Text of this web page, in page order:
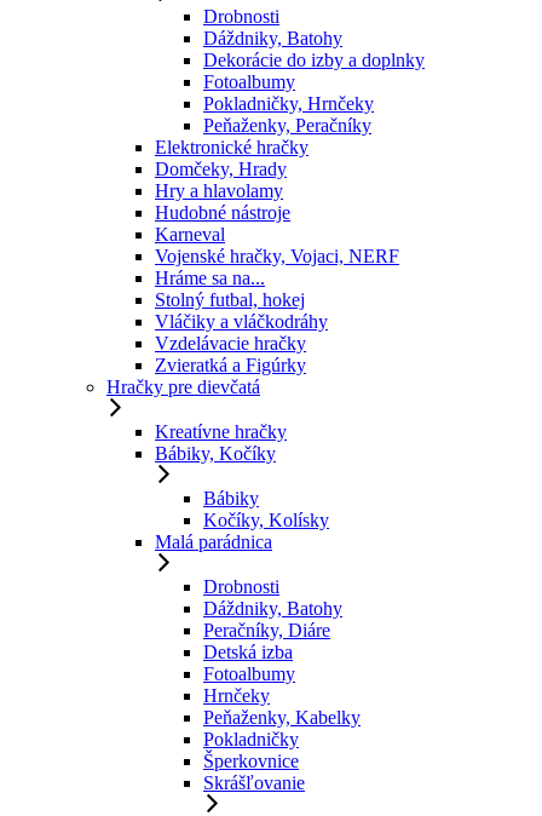
Drobnosti
Dáždniky, Batohy
Dekorácie do izby a doplnky
Fotoalbumy
Pokladničky, Hrnčeky
Peňaženky, Peračníky
Elektronické hračky
Domčeky, Hrady
Hry a hlavolamy
Hudobné nástroje
Karneval
Vojenské hračky, Vojaci, NERF
Hráme sa na...
Stolný futbal, hokej
Vláčiky a vláčkodráhy
Vzdelávacie hračky
Zvieratká a Figúrky
Hračky pre dievčatá
Kreatívne hračky
Bábiky, Kočíky
Bábiky
Kočíky, Kolísky
Malá parádnica
Drobnosti
Dáždniky, Batohy
Peračníky, Diáre
Detská izba
Fotoalbumy
Hrnčeky
Peňaženky, Kabelky
Pokladničky
Šperkovnice
Skrášľovanie